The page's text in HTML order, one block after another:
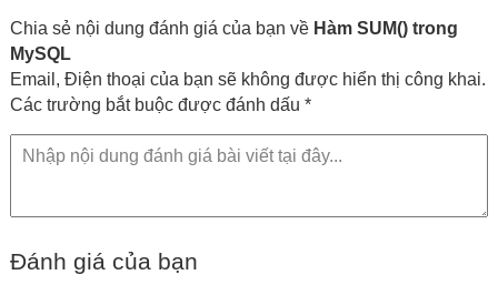
Chia sẻ nội dung đánh giá của bạn về Hàm SUM() trong
MySQL
Email, Điện thoại của bạn sẽ không được hiển thị công khai.
Các trường bắt buộc được đánh dấu *
Đánh giá của bạn